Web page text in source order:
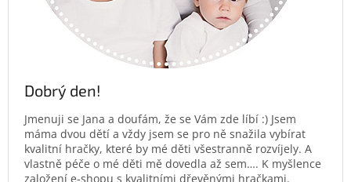
Dobrý den!
Jmenuji se Jana a doufám, že se Vám zde líbí :) Jsem
máma dvou dětí a vždy jsem se pro ně snažila vybírat
kvalitní hračky, které by mé děti všestranně rozvíjely. A
vlastně péče o mé děti mě dovedla až sem…. K myšlence
založení e-shopu s kvalitními dřevěnými hračkami.